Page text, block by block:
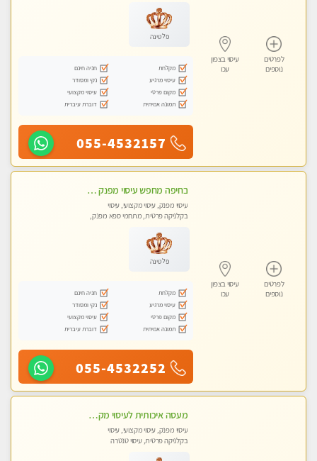
לפרטים
נוספים
עיסוי בצפון
עכו
פלטינה
מקלחת
חניה חינם
עיסוי מרגיע
נקי ומסודר
מקום פרטי
עיסוי מקצועי
תמונה אמיתית
דוברת עיברית
055-4532157
לפרטים
נוספים
עיסוי בצפון
עכו
בחיפה מחפש עיסוי מפנק ומרגיע ? בוא להכיר
עיסוי מפנק, עיסוי מקצועי, עיסוי
בקלניקה פרטית, מתחמי ספא מפנק,
פלטינה
מקלחת
חניה חינם
עיסוי מרגיע
נקי ומסודר
מקום פרטי
עיסוי מקצועי
תמונה אמיתית
דוברת עיברית
055-4532252
מעסה איכותית לעיסוי מקצועי ומפנק לכל שרירי הגוף עיסוי רפואי, מרגיע, קלאסי
עיסוי מפנק, עיסוי מקצועי, עיסוי
בקלניקה פרטית, עיסוי טנטרה